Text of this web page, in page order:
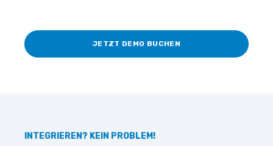
JETZT DEMO BUCHEN
INTEGRIEREN? KEIN PROBLEM!